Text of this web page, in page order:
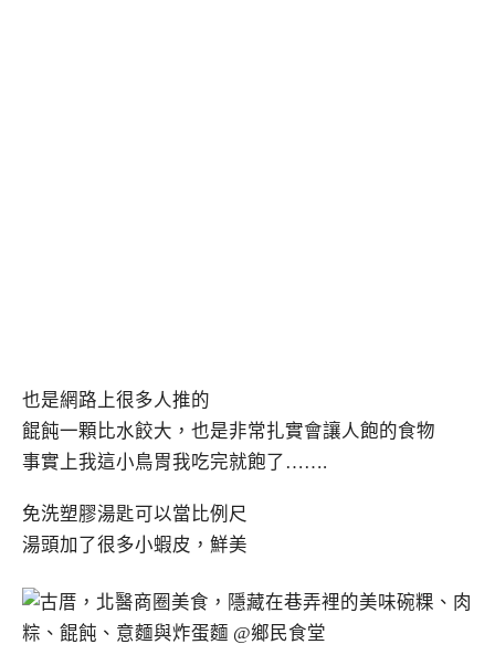
也是網路上很多人推的
餛飩一顆比水餃大，也是非常扎實會讓人飽的食物
事實上我這小鳥胃我吃完就飽了…….
免洗塑膠湯匙可以當比例尺
湯頭加了很多小蝦皮，鮮美